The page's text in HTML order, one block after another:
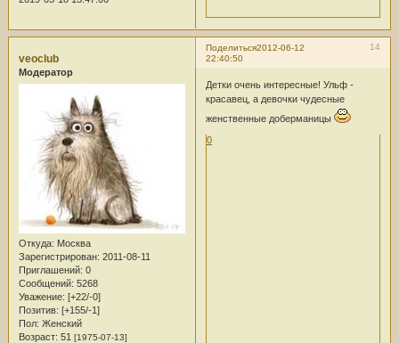
Поделиться 14
2012-06-12
22:40:50
veoclub
Модератор
Откуда: Москва
Зарегистрирован: 2011-08-11
Приглашений: 0
Сообщений: 5268
Уважение: [+22/-0]
Позитив: [+155/-1]
Пол: Женский
Возраст: 51 [1975-07-13]
Детки очень интересные! Ульф -
красавец, а девочки чудесные
женственные доберманицы
0